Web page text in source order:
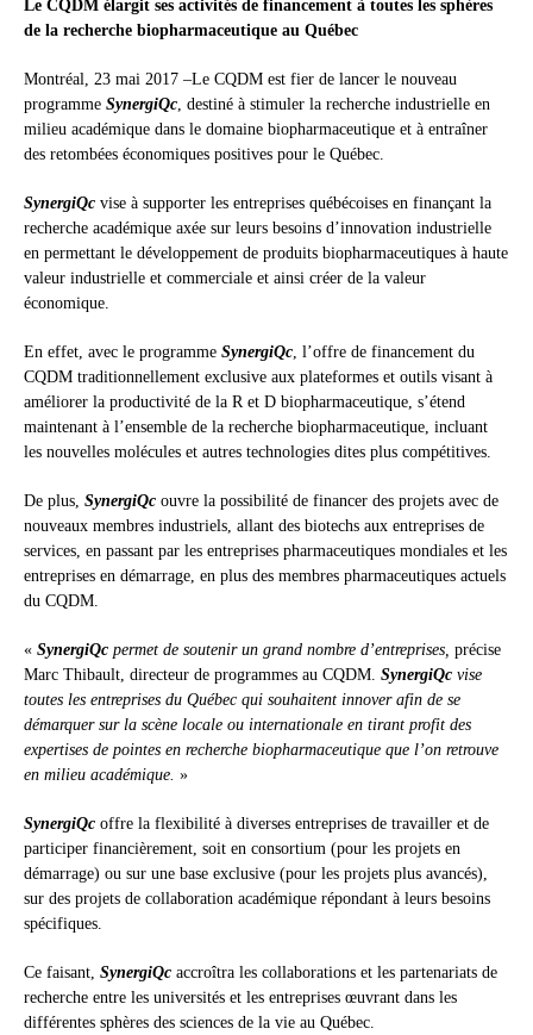
Le CQDM élargit ses activités de financement à toutes les sphères
de la recherche biopharmaceutique au Québec
Montréal, 23 mai 2017 –Le CQDM est fier de lancer le nouveau
programme SynergiQc, destiné à stimuler la recherche industrielle en
milieu académique dans le domaine biopharmaceutique et à entraîner
des retombées économiques positives pour le Québec.
SynergiQc vise à supporter les entreprises québécoises en finançant la
recherche académique axée sur leurs besoins d’innovation industrielle
en permettant le développement de produits biopharmaceutiques à haute
valeur industrielle et commerciale et ainsi créer de la valeur
économique.
En effet, avec le programme SynergiQc, l’offre de financement du
CQDM traditionnellement exclusive aux plateformes et outils visant à
améliorer la productivité de la R et D biopharmaceutique, s’étend
maintenant à l’ensemble de la recherche biopharmaceutique, incluant
les nouvelles molécules et autres technologies dites plus compétitives.
De plus, SynergiQc ouvre la possibilité de financer des projets avec de
nouveaux membres industriels, allant des biotechs aux entreprises de
services, en passant par les entreprises pharmaceutiques mondiales et les
entreprises en démarrage, en plus des membres pharmaceutiques actuels
du CQDM.
« SynergiQc permet de soutenir un grand nombre d’entreprises, précise
Marc Thibault, directeur de programmes au CQDM. SynergiQc vise
toutes les entreprises du Québec qui souhaitent innover afin de se
démarquer sur la scène locale ou internationale en tirant profit des
expertises de pointes en recherche biopharmaceutique que l’on retrouve
en milieu académique. »
SynergiQc offre la flexibilité à diverses entreprises de travailler et de
participer financièrement, soit en consortium (pour les projets en
démarrage) ou sur une base exclusive (pour les projets plus avancés),
sur des projets de collaboration académique répondant à leurs besoins
spécifiques.
Ce faisant, SynergiQc accroîtra les collaborations et les partenariats de
recherche entre les universités et les entreprises œuvrant dans les
différentes sphères des sciences de la vie au Québec.